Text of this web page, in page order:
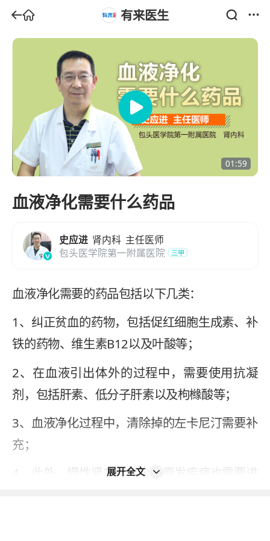
有来医生
01:59
血液净化需要什么药品
史应进 肾内科 主任医师
包头医学院第一附属医院
三甲
血液净化需要的药品包括以下几类：
1、纠正贫血的药物，包括促红细胞生成素、补
铁的药物、维生素B12以及叶酸等；
2、在血液引出体外的过程中，需要使用抗凝
剂，包括肝素、低分子肝素以及枸橼酸等；
3、血液净化过程中，清除掉的左卡尼汀需要补
充；
4、此外，慢性肾功能不全等原发疾病也需要进
展开全文